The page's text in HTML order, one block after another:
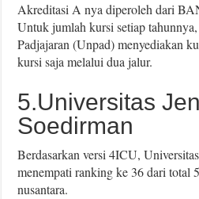
Akreditasi A nya diperoleh dari
Untuk jumlah kursi setiap
Padjajaran (Unpad) menyediakan
kursi saja melalui dua jalur.
5.Universitas
Soedirman
Berdasarkan versi 4ICU,
menempati ranking ke 36 dari total
nusantara.